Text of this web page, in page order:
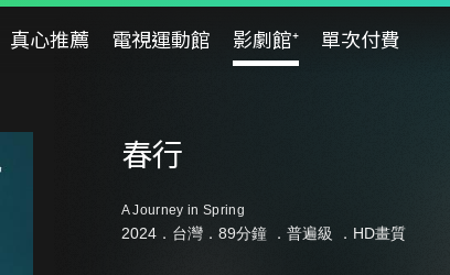
真心推薦 電視運動館 影劇館⁺ 單次付費
春行
A Journey in Spring
2024．台灣．89分鐘 ． 普遍級 ．HD畫質